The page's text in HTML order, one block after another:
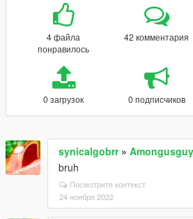
4 файла
понравилось
42 комментария
0 загрузок 0 подписчиков
synicalgobrr»
bruh
Посмотрите контекст
24 ноября 2022